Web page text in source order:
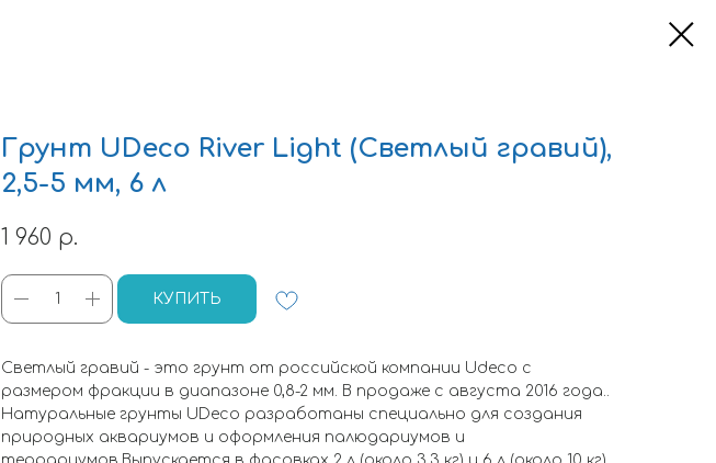
Грунт UDeco River Light (Светлый гравий),
2,5-5 мм, 6 л
1 960 р.
КУПИТЬ
Светлый гравий - это грунт от российской компании Udeco с
размером фракции в диапазоне 0,8-2 мм. В продаже с августа 2016 года..
Натуральные грунты UDeco разработаны специально для создания
природных аквариумов и оформления палюдариумов и